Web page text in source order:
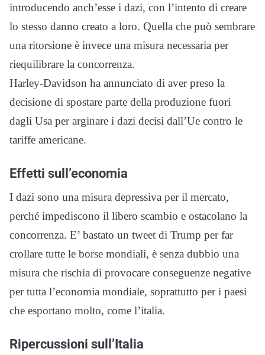
introducendo anch’esse i dazi, con l’intento di creare
lo stesso danno creato a loro. Quella che può sembrare
una ritorsione è invece una misura necessaria per
riequilibrare la concorrenza.
Harley-Davidson ha annunciato di aver preso la
decisione di spostare parte della produzione fuori
dagli Usa per arginare i dazi decisi dall’Ue contro le
tariffe americane.
Effetti sull’economia
I dazi sono una misura depressiva per il mercato,
perché impediscono il libero scambio e ostacolano la
concorrenza. E’ bastato un tweet di Trump per far
crollare tutte le borse mondiali, è senza dubbio una
misura che rischia di provocare conseguenze negative
per tutta l’economia mondiale, soprattutto per i paesi
che esportano molto, come l’italia.
Ripercussioni sull’Italia